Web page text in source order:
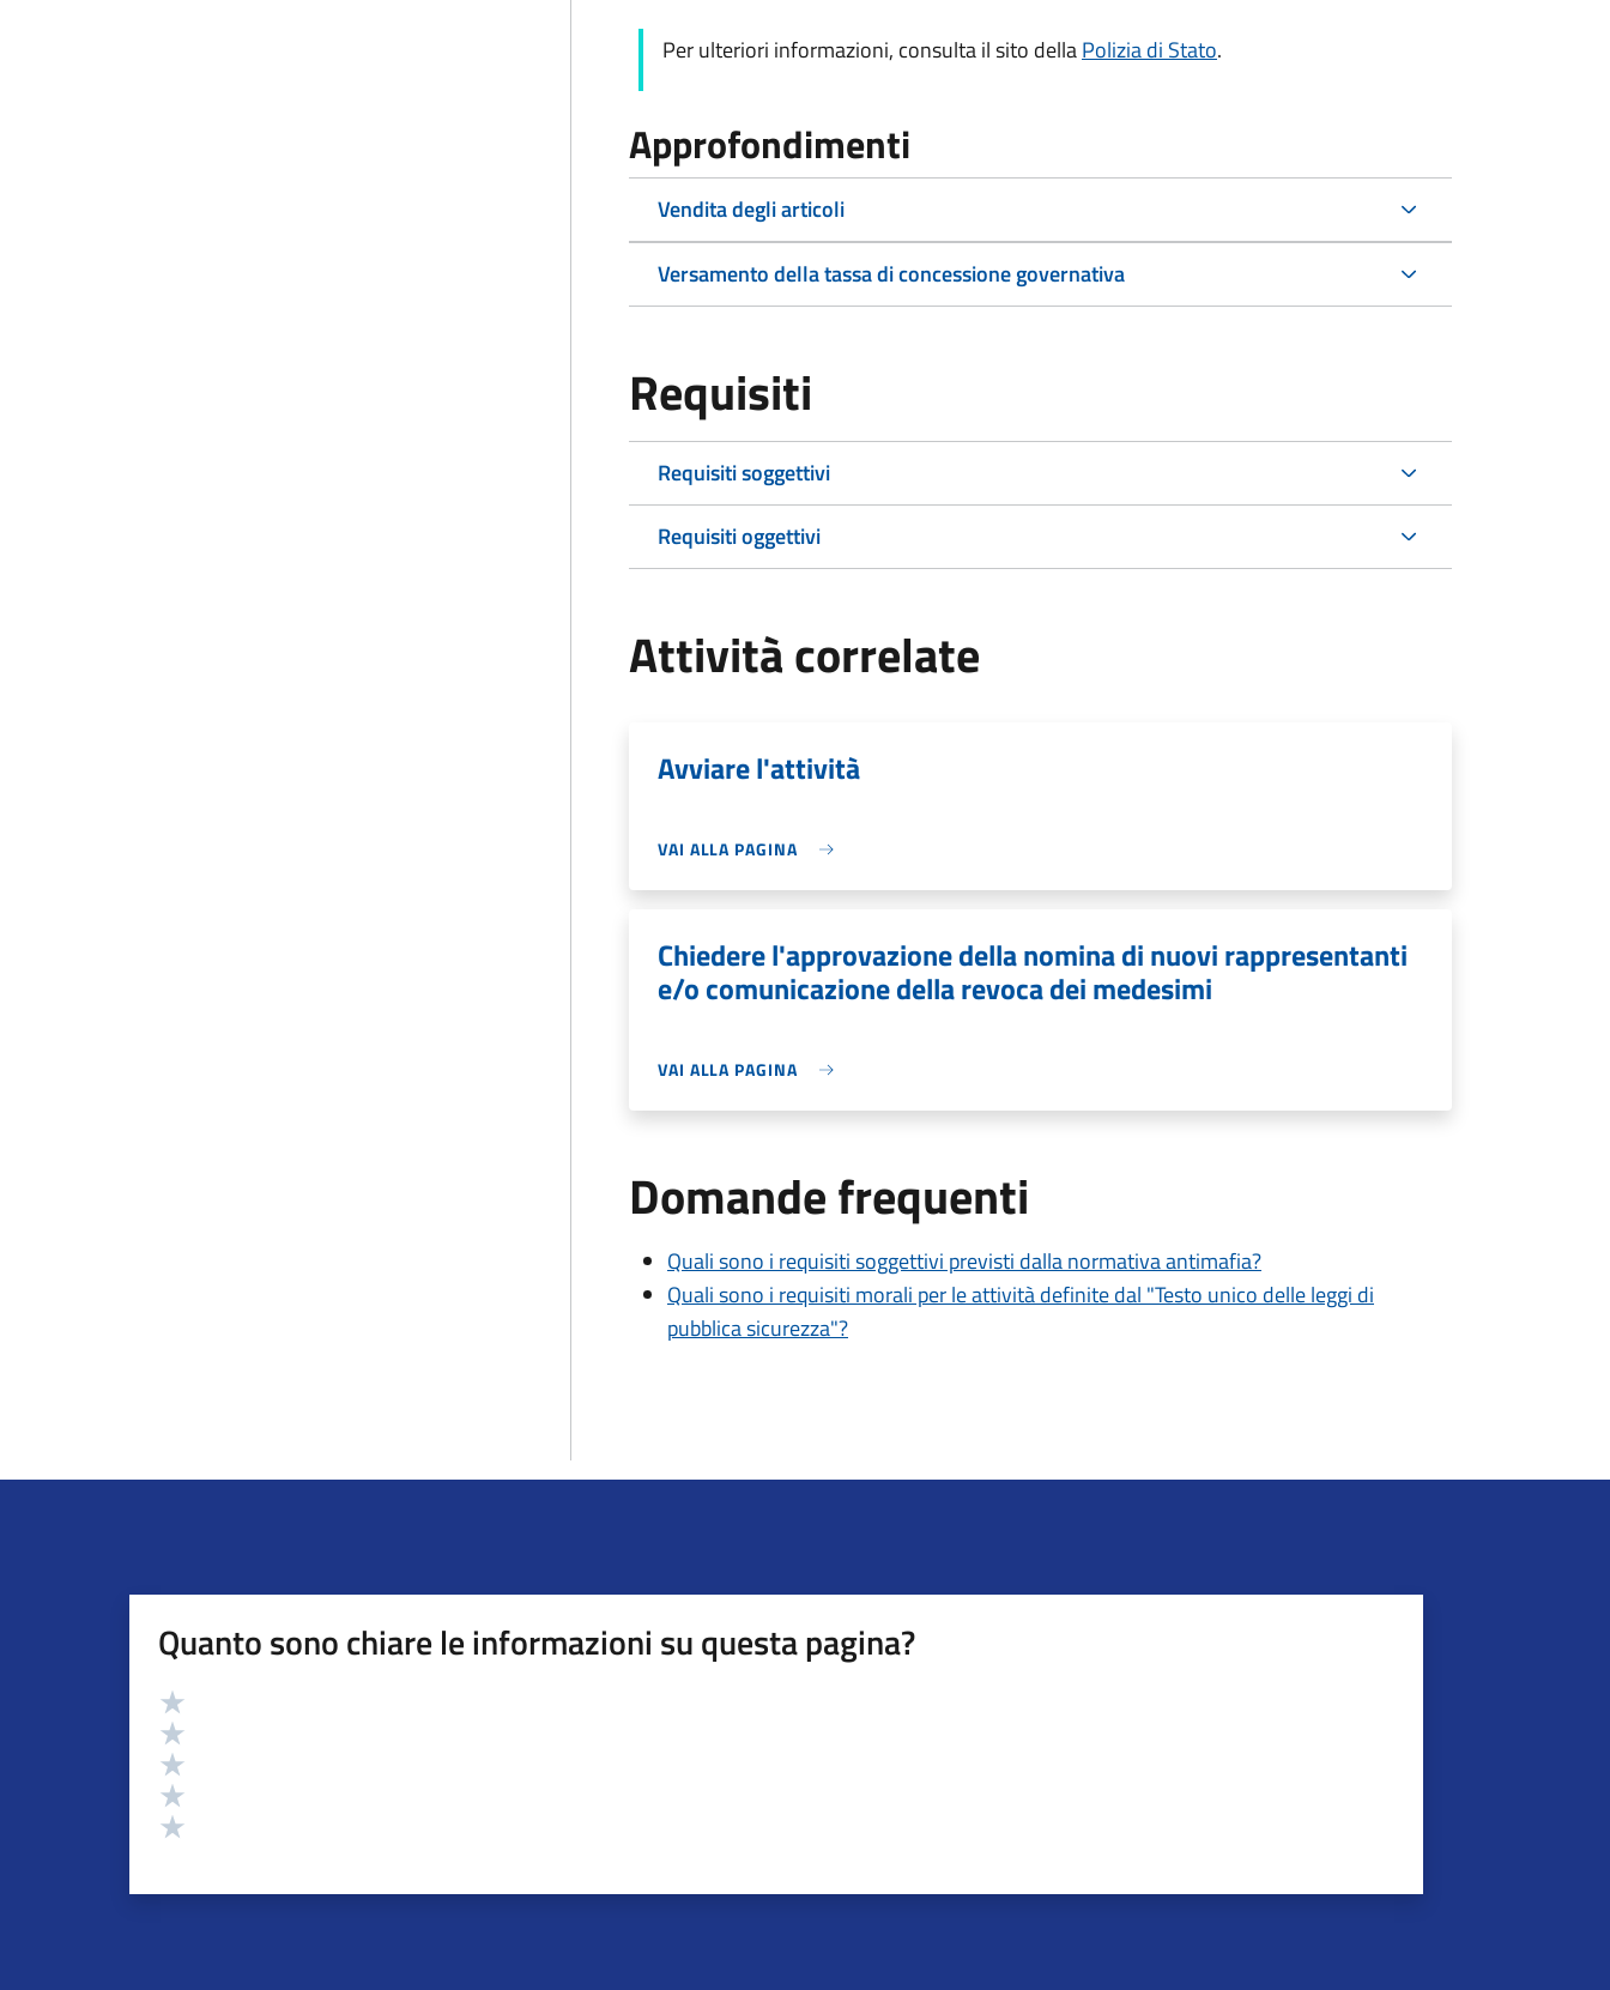
Per ulteriori informazioni, consulta il sito dellaPolizia di Stato.
Approfondimenti
Vendita degli articoli
Versamento della tassa di concessione governativa
Requisiti
Requisiti soggettivi
Requisiti oggettivi
Attività correlate
Avviare l'attività
VAI ALLA PAGINA
Chiedere l'approvazione della nomina di nuovi rappresentanti
e/o comunicazione della revoca dei medesimi
VAI ALLA PAGINA
Domande frequenti
Quali sono i requisiti soggettivi previsti dalla normativa antimafia?
Quali sono i requisiti morali per le attività definite dal "Testo unico delle leggi di
pubblica sicurezza"?
Quanto sono chiare le informazioni su questa pagina?
Valutazione